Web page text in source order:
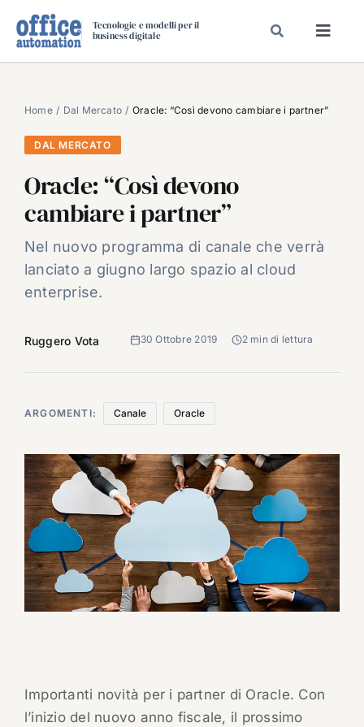
Tecnologie e modelli per il
business digitale
SPECIAL PAPER
TAVOLE ROTONDE DI REDAZIONE
CARRIERE
VIDEO
EVENTI
CHI SIAMO
Home Dal Mercato Oracle: “Così devono cambiare i partner”
DAL MERCATO
Oracle: “Così devono
cambiare i partner”
Nel nuovo programma di canale che verrà
lanciato a giugno largo spazio al cloud
enterprise.
Ruggero Vota 30 Ottobre 2019 2 min di lettura
ARGOMENTI: Canale Oracle
Importanti novità per i partner di Oracle. Con
l’inizio del nuovo anno fiscale, il prossimo